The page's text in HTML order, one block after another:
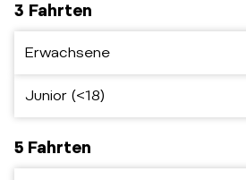
3 Fahrten
Erwachsene
Junior (<18)
5 Fahrten